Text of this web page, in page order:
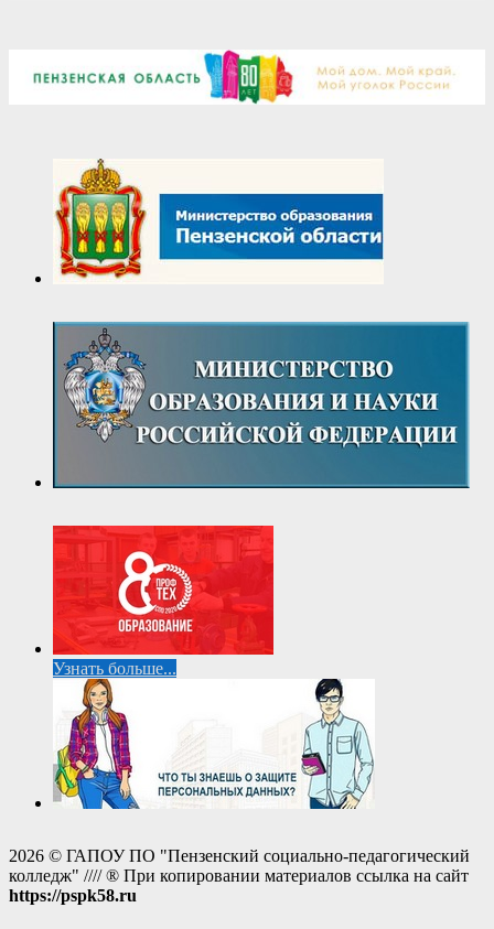
Узнать больше...
2026 © ГАПОУ ПО "Пензенский социально-педагогический
колледж" //// ® При копировании материалов ссылка на сайт
https://pspk58.ru